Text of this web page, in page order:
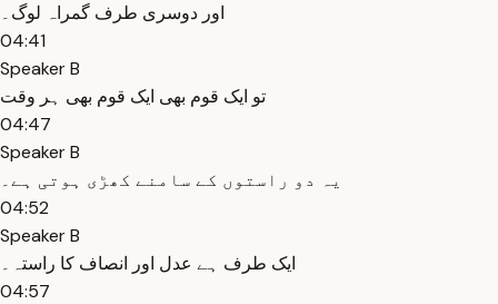
اور دوسری طرف گمراہ لوگ۔
04:41
Speaker B
تو ایک قوم بھی ایک قوم بھی ہر وقت
04:47
Speaker B
یہ دو راستوں کے سامنے کھڑی ہوتی ہے۔
04:52
Speaker B
ایک طرف ہے عدل اور انصاف کا راستہ۔
04:57